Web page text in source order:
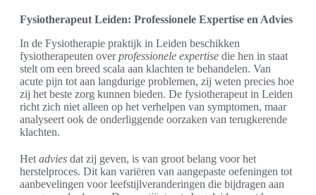
Fysiotherapeut Leiden: Professionele Expertise en Advies
In de Fysiotherapie praktijk in Leiden beschikken
fysiotherapeuten overprofessionele expertise die hen in staat
stelt om een breed scala aan klachten te behandelen. Van
acute pijn tot aan langdurige problemen, zij weten precies hoe
zij het beste zorg kunnen bieden. De fysiotherapeut in Leiden
richt zich niet alleen op het verhelpen van symptomen, maar
analyseert ook de onderliggende oorzaken van terugkerende
klachten.
Het advies dat zij geven, is van groot belang voor het
herstelproces. Dit kan variëren van aangepaste oefeningen tot
aanbevelingen voor leefstijlveranderingen die bijdragen aan